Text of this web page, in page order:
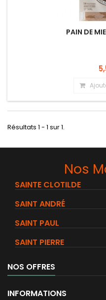
PAIN DE
Résultats 1 - 1 sur 1.
Nos
SAINTE CLOTILDE
SAINT ANDRÉ
SAINT PAUL
SAINT PIERRE
NOS OFFRES
INFORMATIONS